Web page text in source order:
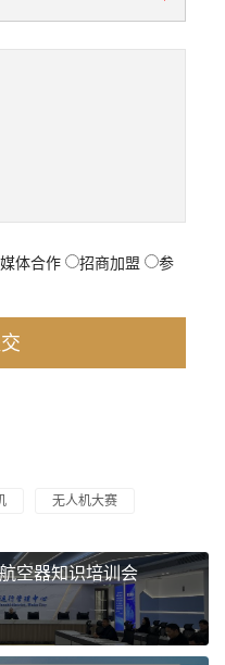
媒体合作 招商加盟
参
无人机大赛
空器知识培训会